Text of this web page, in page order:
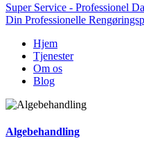
Super Service - Professionel
Din Professionelle
Hjem
Tjenester
Om os
Blog
Algebehandling